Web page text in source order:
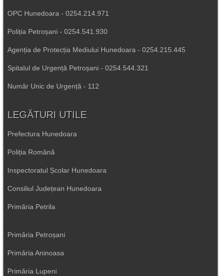
OPC Hunedoara - 0254.214.971
Poliția Petroșani - 0254.541.930
Agenția de Protecția Mediului Hunedoara - 0254.215.445
Spitalul de Urgență Petroșani - 0254.544.321
Număr Unic de Urgență - 112
LEGĂTURI UTILE
Prefectura Hunedoara
Poliția Română
Inspectoratul Școlar Hunedoara
Consiliul Județean Hunedoara
Primăria Petrila
Primăria Petroșani
Primăria Aninoasa
Primăria Lupeni